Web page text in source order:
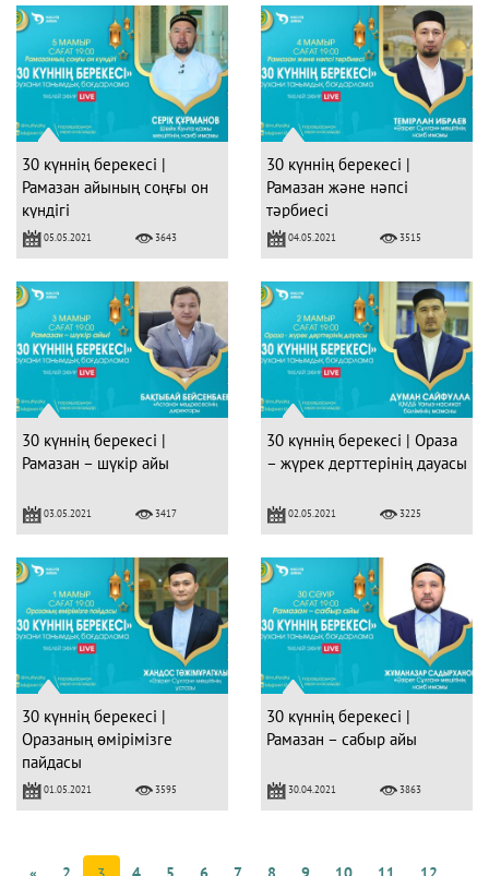
30 күннің берекесі |
Рамазан айының соңғы он
күндігі
05.05.2021 3643
30 күннің берекесі |
Рамазан және нәпсі
тәрбиесі
04.05.2021 3515
30 күннің берекесі |
Рамазан – шүкір айы
03.05.2021 3417
30 күннің берекесі | Ораза
– жүрек дерттерінің дауасы
02.05.2021 3225
30 күннің берекесі |
Оразаның өмірімізге
пайдасы
01.05.2021 3595
30 күннің берекесі |
Рамазан – сабыр айы
30.04.2021 3863